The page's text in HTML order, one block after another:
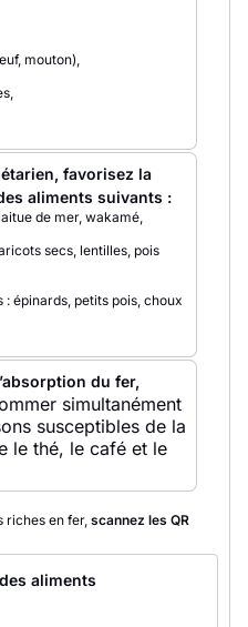
mouton),
favorisez la
aliments suivants :
de mer, wakamé,
secs, lentilles, pois
: épinards, petits pois, choux
du fer,
simultanément
susceptibles de la
le thé, le café et le
riches en fer, scannez les QR
aliments